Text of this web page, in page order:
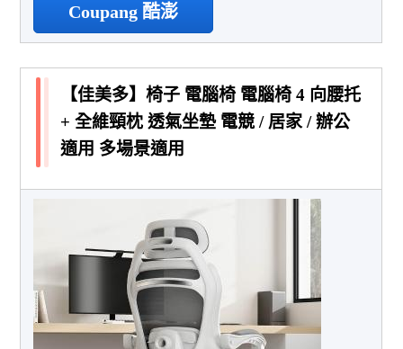
Coupang 酷澎
【佳美多】椅子 電腦椅 電腦椅 4 向腰托
+ 全維頸枕 透氣坐墊 電競 / 居家 / 辦公
適用 多場景適用